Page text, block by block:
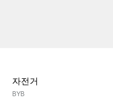
자전거
BYB